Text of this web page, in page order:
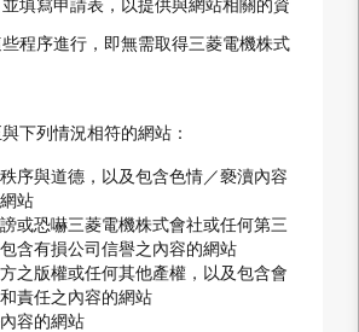
程序進行，即無需取得三菱電機株式
下列情況相符的網站：
序與道德，以及包含色情／褻瀆內容
站
或恐嚇三菱電機株式會社或任何第三
含有損公司信譽之內容的網站
之版權或任何其他產權，以及包含會
責任之內容的網站
容的網站